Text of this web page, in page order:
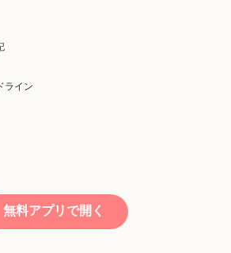
ライン
無料アプリで開く